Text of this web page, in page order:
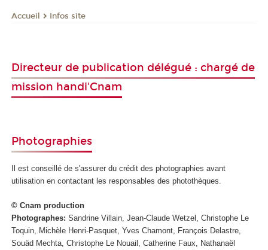
Accueil Infos site
Directeur de publication délégué : chargé de
mission handi'Cnam
Photographies
Il est conseillé de s'assurer du crédit des photographies avant
utilisation en contactant les responsables des photothèques.
© Cnam production
Photographes: Sandrine Villain, Jean-Claude Wetzel, Christophe Le
Toquin, Michèle Henri-Pasquet, Yves Chamont, François Delastre,
Souäd Mechta, Christophe Le Nouail, Catherine Faux, Nathanaël